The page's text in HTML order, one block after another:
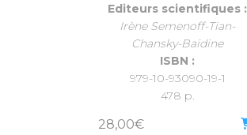
Editeurs scientifiques :
Irène Semenoff-Tian-
Chansky-Baïdine
ISBN :
979-10-93090-19-1
478 p.
28,00€